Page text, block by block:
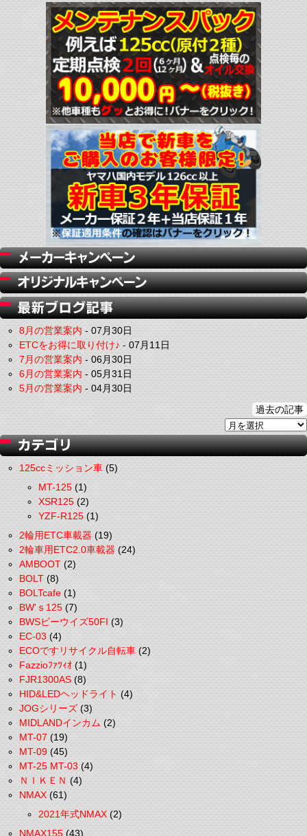
8月の営業案内-07月30日
ETCをお得に取り付け♪-07月11日
7月の営業案内-06月30日
6月の営業案内-05月31日
5月の営業案内-04月30日
過去の記事
125ccミッション車(5)
MT-125(1)
XSR125(2)
YZF-R125(1)
2輪用ETC車載器(19)
2輪車用ETC2.0車載器(24)
AMBOOT(2)
BOLT(8)
BOLTcafe(1)
BW'ｓ125(7)
BWSビーウイズ50FI(3)
EC-03(4)
ECOですリサイクル自転車(2)
Fazzioﾌｧﾂｨｵ(1)
FJR1300AS(8)
HID&LEDヘッドライト(4)
JOGシリーズ(3)
MIDLANDインカム(2)
MT-07(19)
MT-09(45)
MT-25 MT-03(4)
ＮＩＫＥＮ(4)
NMAX(61)
2021年式NMAX(2)
NMAX155(43)